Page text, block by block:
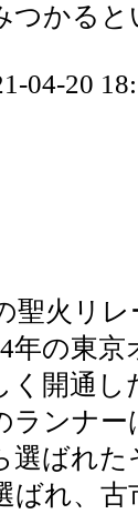
つかる
04-20
聖火リ
年の東
く開通
ランナ
選ばれ
ばれ、